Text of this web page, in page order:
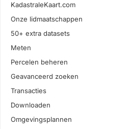
KadastraleKaart.com
Onze lidmaatschappen
50+ extra datasets
Meten
Percelen beheren
Geavanceerd zoeken
Transacties
Downloaden
Omgevingsplannen